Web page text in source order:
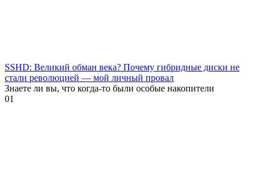
SSHD: Великий обман века? Почему гибридные диски не
стали революцией — мой личный провал
Знаете ли вы, что когда-то были особые накопители
01